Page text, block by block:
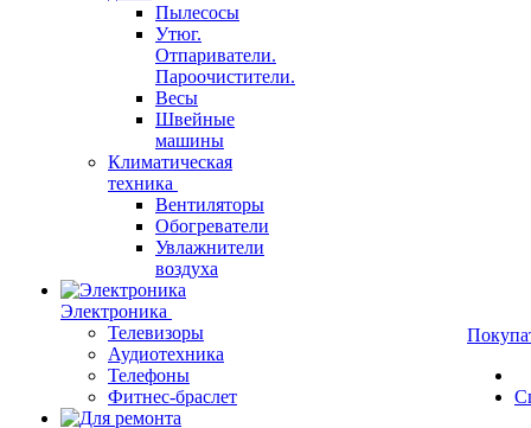
Пылесосы
Утюг.
Отпариватели.
Пароочистители.
Весы
Швейные
машины
Климатическая
техника
Вентиляторы
Обогреватели
Увлажнители
воздуха
Электроника
Телевизоры
Аудиотехника
Телефоны
Фитнес-браслет